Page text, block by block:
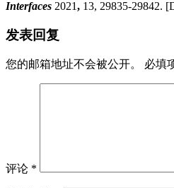
Interfaces 2021, 13, 29835-29842.
发表回复
您的邮箱地址不会被公开。 必填
评论 *